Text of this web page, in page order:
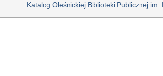
Katalog Oleśnickiej Biblioteki Publicznej im.